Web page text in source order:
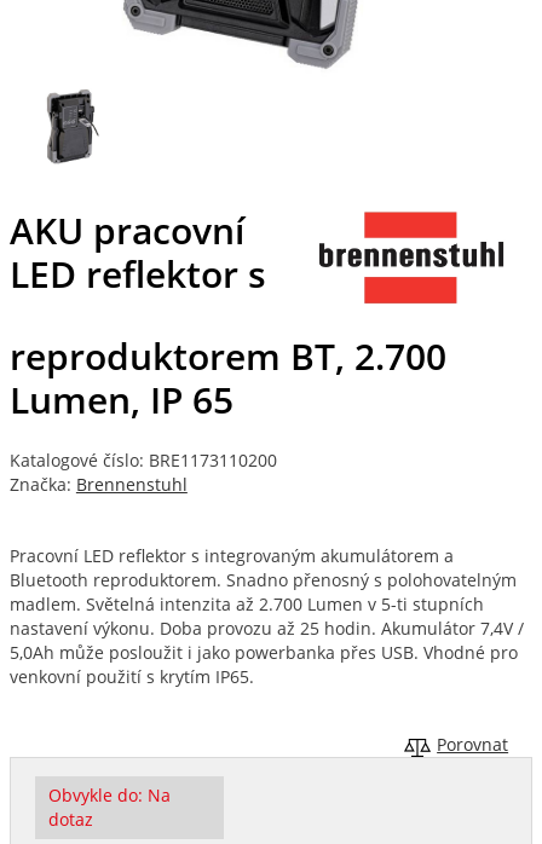
AKU pracovní
LED reflektor s
reproduktorem BT, 2.700
Lumen, IP 65
Katalogové číslo: BRE1173110200
Značka: Brennenstuhl
Pracovní LED reflektor s integrovaným akumulátorem a
Bluetooth reproduktorem. Snadno přenosný s polohovatelným
madlem. Světelná intenzita až 2.700 Lumen v 5-ti stupních
nastavení výkonu. Doba provozu až 25 hodin. Akumulátor 7,4V /
5,0Ah může posloužit i jako powerbanka přes USB. Vhodné pro
venkovní použití s krytím IP65.
Porovnat
Obvykle do: Na
dotaz